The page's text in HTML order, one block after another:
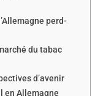
perd-
du tabac
d’avenir
en Allemagne